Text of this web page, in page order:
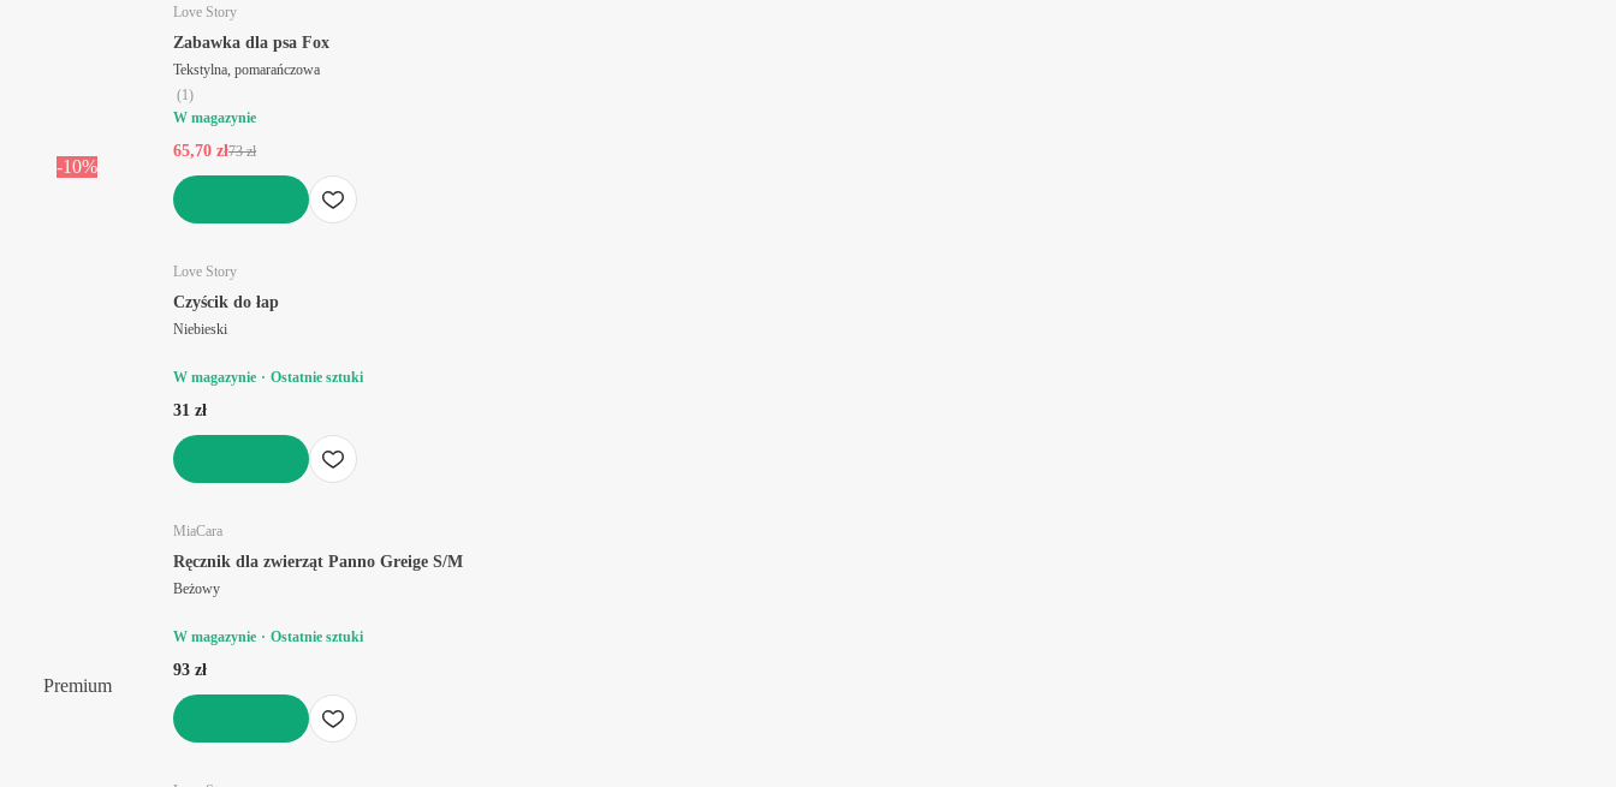
-10%
Love Story
Zabawka dla psa Fox
Tekstylna, pomarańczowa
(1)
W magazynie
65,70 zł73 zł
Love Story
Czyścik do łap
Niebieski
W magazynie Ostatnie sztuki
31 zł
Premium
MiaCara
Ręcznik dla zwierząt Panno Greige S/M
Beżowy
W magazynie Ostatnie sztuki
93 zł